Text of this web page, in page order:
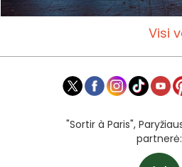
Visi
"Sortir à Paris",
partnerė: